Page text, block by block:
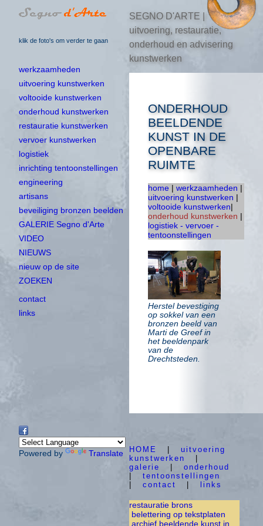
klik de foto's om verder te gaan
SEGNO D'ARTE |
uitvoering, restauratie,
onderhoud en advisering
kunstwerken
werkzaamheden
uitvoering kunstwerken
voltooide kunstwerken
onderhoud kunstwerken
restauratie kunstwerken
vervoer kunstwerken
logistiek
inrichting tentoonstellingen
engineering
artisans
beveiliging bronzen beelden
GALERIE Segno d'Arte
VIDEO
NIEUWS
nieuw op de site
ZOEKEN
contact
links
Powered by Translate
ONDERHOUD
BEELDENDE
KUNST IN DE
OPENBARE
RUIMTE
home | werkzaamheden |
uitvoering kunstwerken |
voltooide kunstwerken|
onderhoud kunstwerken |
logistiek - vervoer -
tentoonstellingen
Herstel bevestiging
op sokkel van een
bronzen beeld van
Marti de Greef in
het beeldenpark
van de
Drechtsteden.
HOME
uitvoering
kunstwerken
galerie
onderhoud
tentoonstellingen
contact links
restauratie brons
belettering op tekstplaten
archief beeldende kunst in